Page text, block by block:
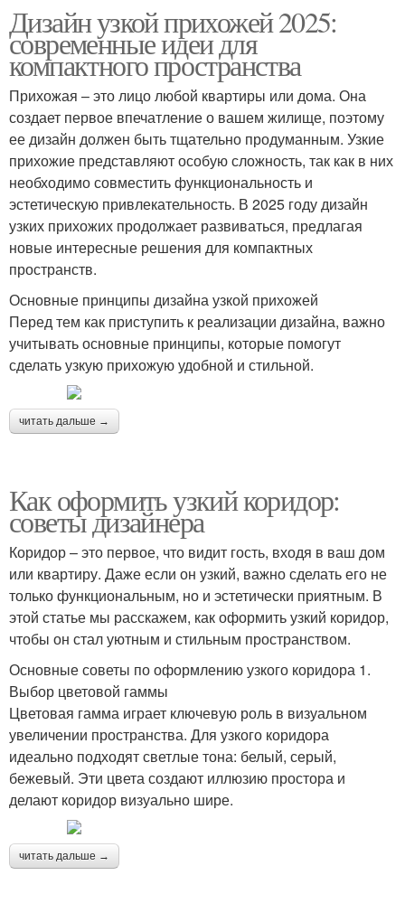
Дизайн узкой прихожей 2025:
современные идеи для
компактного пространства
Прихожая – это лицо любой квартиры или дома. Она
создает первое впечатление о вашем жилище, поэтому
ее дизайн должен быть тщательно продуманным. Узкие
прихожие представляют особую сложность, так как в них
необходимо совместить функциональность и
эстетическую привлекательность. В 2025 году дизайн
узких прихожих продолжает развиваться, предлагая
новые интересные решения для компактных
пространств.
Основные принципы дизайна узкой прихожей
Перед тем как приступить к реализации дизайна, важно
учитывать основные принципы, которые помогут
сделать узкую прихожую удобной и стильной.
читать дальше →
Как оформить узкий коридор:
советы дизайнера
Коридор – это первое, что видит гость, входя в ваш дом
или квартиру. Даже если он узкий, важно сделать его не
только функциональным, но и эстетически приятным. В
этой статье мы расскажем, как оформить узкий коридор,
чтобы он стал уютным и стильным пространством.
Основные советы по оформлению узкого коридора 1.
Выбор цветовой гаммы
Цветовая гамма играет ключевую роль в визуальном
увеличении пространства. Для узкого коридора
идеально подходят светлые тона: белый, серый,
бежевый. Эти цвета создают иллюзию простора и
делают коридор визуально шире.
читать дальше →